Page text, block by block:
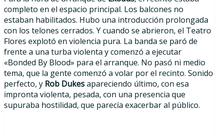
completo en el espacio principal. Los balcones no
estaban habilitados. Hubo una introducción prolongada
con los telones cerrados. Y cuando se abrieron, el Teatro
Flores explotó en violencia pura. La banda se paró de
frente a una turba violenta y comenzó a ejecutar
«Bonded By Blood» para el arranque. No pasó ni medio
tema, que la gente comenzó a volar por el recinto. Sonido
perfecto, y Rob Dukesapareciendo último, con esa
impronta violenta, pesada, con una presencia que
supuraba hostilidad, que parecía exacerbar al público.